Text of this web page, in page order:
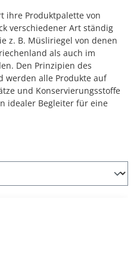
ihre Produktpalette von
verschiedener Art ständig
z. B. Müsliriegel von denen
als auch im
Den Prinzipien des
werden alle Produkte auf
und Konservierungsstoffe
idealer Begleiter für eine